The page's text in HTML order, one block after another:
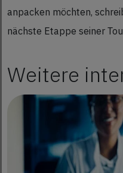
anpacken möchten,
nächste Etappe seiner
Weitere